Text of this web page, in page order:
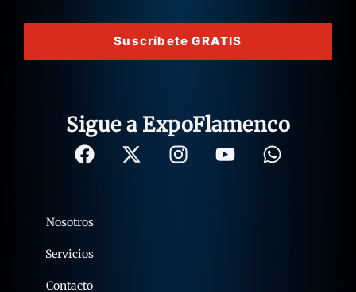
Suscríbete GRATIS
Sigue a ExpoFlamenco
Nosotros
Servicios
Contacto